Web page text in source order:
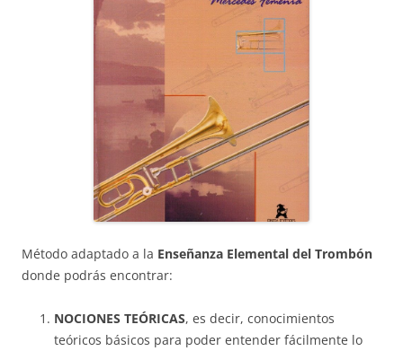
Método adaptado a la Enseñanza Elemental del Trombón
donde podrás encontrar:
NOCIONES TEÓRICAS, es decir, conocimientos
teóricos básicos para poder entender fácilmente lo